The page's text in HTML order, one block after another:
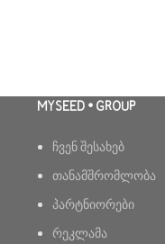
MYSEED • GROUP
ჩვენ შესახებ
თანამშრომლობა
პარტნიორები
რეკლამა